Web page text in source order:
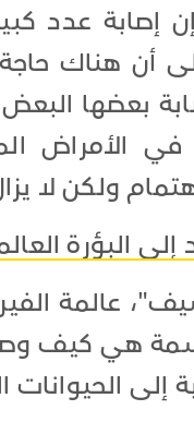
إصابة عدد
أن هناك
بعضها
في الأمراض
ولكن لا
إلى البؤرة
عالمة
هي كيف
إلى